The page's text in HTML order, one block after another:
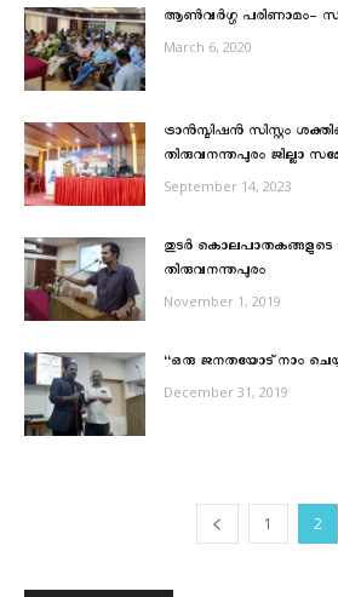
ആൺവർഗ്ഗ പരിണാമം-
March 6, 2020
ട്രാൻസ്മിഷൻ സിസ്റ്റം
തിരുവനന്തപുരം ജില്ലാ
September 14, 2023
തുടർ കൊലപാതകങ്ങളുടെ
തിരുവനന്തപുരം
November 1, 2019
“ഒരു ജനതയോട് നാം
December 31, 2019
1 2